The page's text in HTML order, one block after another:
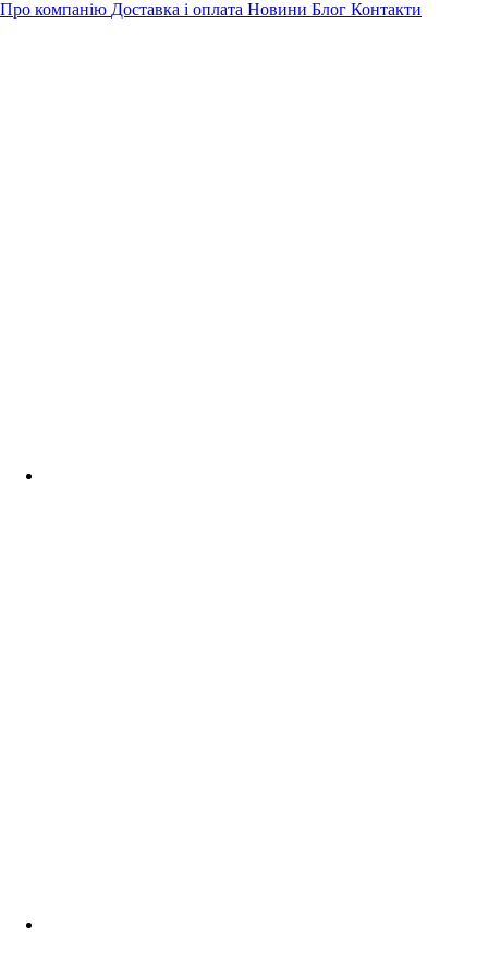
Про компанію Доставка і оплата Новини Блог Контакти